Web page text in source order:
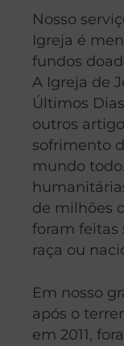
Nosso
Igreja é
fundos
A Igreja de
Últimos
outros
sofrimento
mundo
de milhões
foram feitas
raça ou
Em nosso
após o
em 2011,